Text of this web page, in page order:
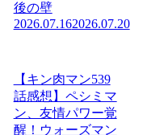
後の壁
2026.07.162026.07.20
【キン肉マン539
話感想】ペシミマ
ン、友情パワー覚
醒！ウォーズマン